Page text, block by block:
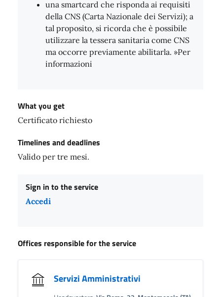
una smartcard che risponda ai requisiti
della CNS (Carta Nazionale dei Servizi); a
tal proposito, si ricorda che è possibile
utilizzare la tessera sanitaria come CNS
ma occorre previamente abilitarla. »Per
informazioni
What you get
Certificato richiesto
Timelines and deadlines
Valido per tre mesi.
Sign in to the service
Accedi
Offices responsible for the service
Servizi Amministrativi